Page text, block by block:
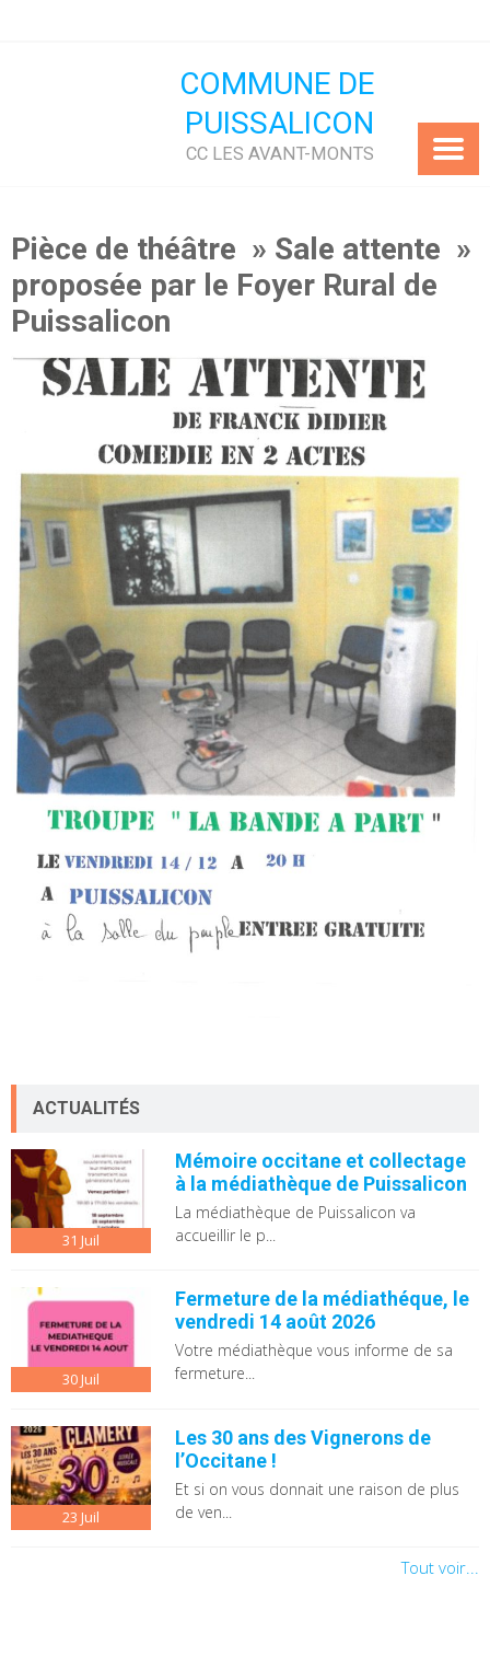
COMMUNE DE
PUISSALICON
CC LES AVANT-MONTS
Pièce de théâtre » Sale attente »
proposée par le Foyer Rural de
Puissalicon
ACTUALITÉS
31 Juil
Mémoire occitane et collectage
à la médiathèque de Puissalicon
La médiathèque de Puissalicon va
accueillir le p...
30Juil
Fermeture de la médiathéque, le
vendredi 14 août 2026
Votre médiathèque vous informe de sa
fermeture...
23 Juil
Les 30 ans des Vignerons de
l’Occitane !
Et si on vous donnait une raison de plus
de ven...
Tout voir...